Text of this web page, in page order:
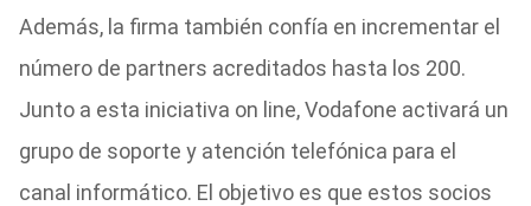
Además, la firma también confía en incrementar el
número de partners acreditados hasta los 200.
Junto a esta iniciativa on line, Vodafone activará un
grupo de soporte y atención telefónica para el
canal informático. El objetivo es que estos socios